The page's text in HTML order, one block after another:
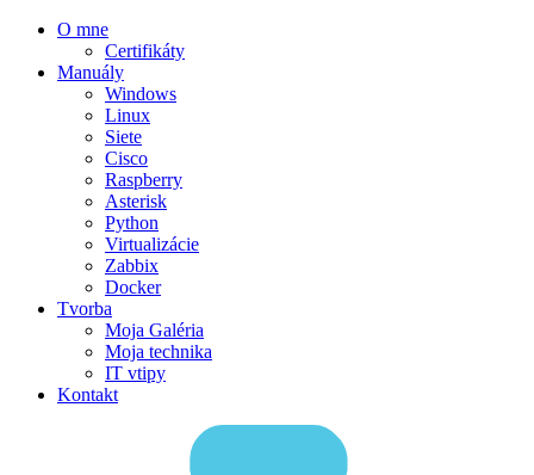
O mne
Certifikáty
Manuály
Windows
Linux
Siete
Cisco
Raspberry
Asterisk
Python
Virtualizácie
Zabbix
Docker
Tvorba
Moja Galéria
Moja technika
IT vtipy
Kontakt